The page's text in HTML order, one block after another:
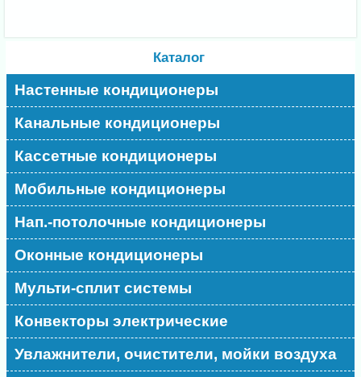
Каталог
Настенные кондиционеры
Канальные кондиционеры
Кассетные кондиционеры
Мобильные кондиционеры
Нап.-потолочные кондиционеры
Оконные кондиционеры
Мульти-сплит системы
Конвекторы электрические
Увлажнители, очистители, мойки воздуха